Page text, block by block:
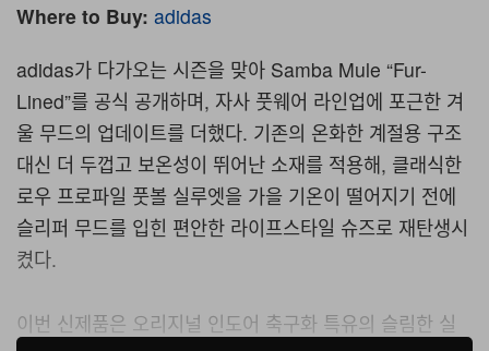
Where to Buy: adidas
adidas가 다가오는 시즌을 맞아 Samba Mule “Fur-
Lined”를 공식 공개하며, 자사 풋웨어 라인업에 포근한 겨
울 무드의 업데이트를 더했다. 기존의 온화한 계절용 구조
대신 더 두껍고 보온성이 뛰어난 소재를 적용해, 클래식한
로우 프로파일 풋볼 실루엣을 가을 기온이 떨어지기 전에
슬리퍼 무드를 입힌 편안한 라이프스타일 슈즈로 재탄생시
켰다.
이번 신제품은 오리지널 인도어 축구화 특유의 슬림한 실